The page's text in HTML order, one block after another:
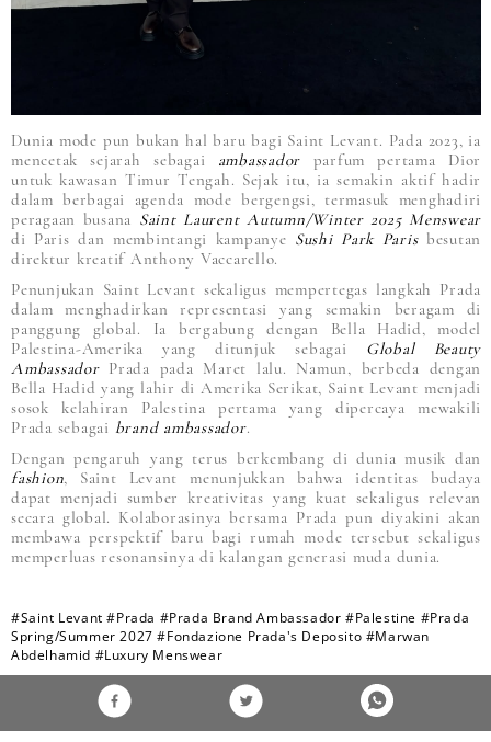
Dunia mode pun bukan hal baru bagi Saint Levant. Pada 2023, ia
mencetak sejarah sebagai ambassador parfum pertama Dior
untuk kawasan Timur Tengah. Sejak itu, ia semakin aktif hadir
dalam berbagai agenda mode bergengsi, termasuk menghadiri
peragaan busana Saint Laurent Autumn/Winter 2025 Menswear
di Paris dan membintangi kampanye Sushi Park Parisbesutan
direktur kreatif Anthony Vaccarello.
Penunjukan Saint Levant sekaligus mempertegas langkah Prada
dalam menghadirkan representasi yang semakin beragam di
panggung global. Ia bergabung dengan Bella Hadid, model
Palestina-Amerika yang ditunjuk sebagai Global Beauty
AmbassadorPrada pada Maret lalu. Namun, berbeda dengan
Bella Hadid yang lahir di Amerika Serikat, Saint Levant menjadi
sosok kelahiran Palestina pertama yang dipercaya mewakili
Prada sebagai brand ambassador.
Dengan pengaruh yang terus berkembang di dunia musik dan
fashion, Saint Levant menunjukkan bahwa identitas budaya
dapat menjadi sumber kreativitas yang kuat sekaligus relevan
secara global. Kolaborasinya bersama Prada pun diyakini akan
membawa perspektif baru bagi rumah mode tersebut sekaligus
memperluas resonansinya di kalangan generasi muda dunia.
#Saint Levant #Prada #Prada Brand Ambassador #Palestine #Prada
Spring/Summer 2027 #Fondazione Prada's Deposito #Marwan
Abdelhamid #Luxury Menswear